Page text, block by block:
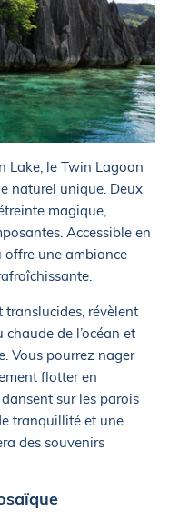
Lake, le Twin Lagoon
naturel unique. Deux
magique,
Accessible en
une ambiance
translucides, révèlent
de l’océan et
Vous pourrez nager
flotter en
sur les parois
tranquillité et une
des souvenirs